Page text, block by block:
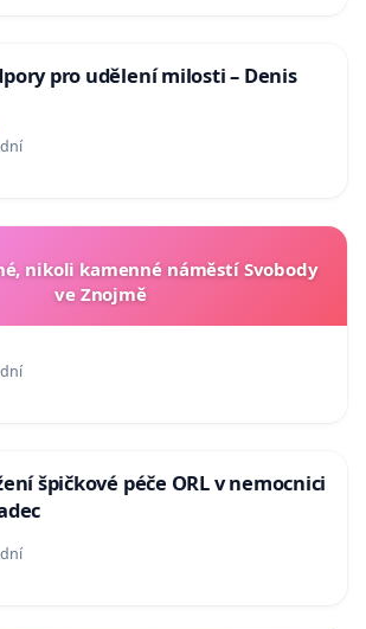
pro udělení milosti – Denis
nikoli kamenné náměstí Svobody
ve Znojmě
špičkové péče ORL v nemocnici